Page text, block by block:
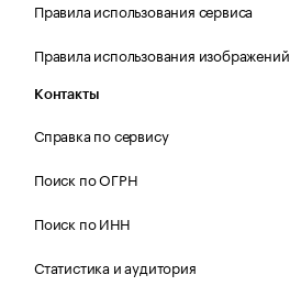
Правила использования сервиса
Правила использования изображений
Контакты
Справка по сервису
Поиск по ОГРН
Поиск по ИНН
Статистика и аудитория